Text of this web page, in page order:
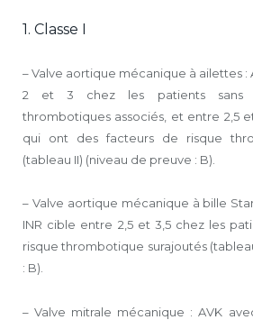
1. Classe I
– Valve aortique mécanique à ailettes :
2 et 3 chez les patients sans
thrombotiques associés, et entre 2,5
qui ont des facteurs de risque
(tableau II) (niveau de preuve : B).
– Valve aortique mécanique à bille
INR cible entre 2,5 et 3,5 chez les
risque thrombotique surajoutés
: B).
– Valve mitrale mécanique : AVK